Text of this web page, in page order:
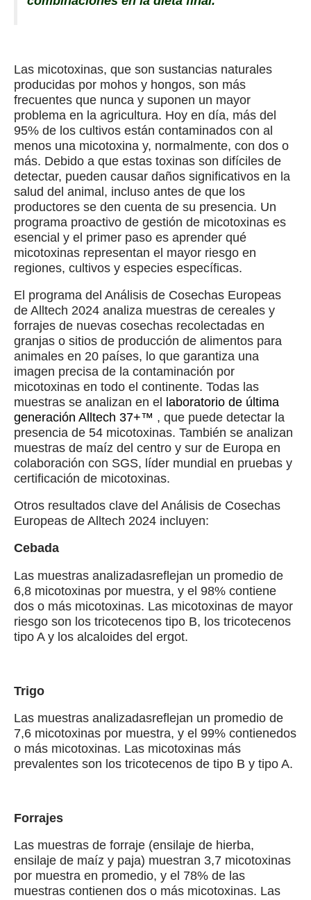
Las micotoxinas, que son sustancias naturales
producidas por mohos y hongos, son más
frecuentes que nunca y suponen un mayor
problema en la agricultura. Hoy en día, más del
95% de los cultivos están contaminados con al
menos una micotoxina y, normalmente, con dos o
más. Debido a que estas toxinas son difíciles de
detectar, pueden causar daños significativos en la
salud del animal, incluso antes de que los
productores se den cuenta de su presencia. Un
programa proactivo de gestión de micotoxinas es
esencial y el primer paso es aprender qué
micotoxinas representan el mayor riesgo en
regiones, cultivos y especies específicas.
El programa del Análisis de Cosechas Europeas
de Alltech 2024 analiza muestras de cereales y
forrajes de nuevas cosechas recolectadas en
granjas o sitios de producción de alimentos para
animales en 20 países, lo que garantiza una
imagen precisa de la contaminación por
micotoxinas en todo el continente. Todas las
muestras se analizan en el
laboratorio de última
generación Alltech 37+™ , que puede detectar la
presencia de 54 micotoxinas. También se analizan
muestras de maíz del centro y sur de Europa en
colaboración con SGS, líder mundial en pruebas y
certificación de micotoxinas.
Otros resultados clave del Análisis de Cosechas
Europeas de Alltech 2024 incluyen:
Cebada
Las muestras analizadasreflejan un promedio de
6,8 micotoxinas por muestra, y el 98% contiene
dos o más micotoxinas. Las micotoxinas de mayor
riesgo son los tricotecenos tipo B, los tricotecenos
tipo A y los alcaloides del ergot.
Trigo
Las muestras analizadasreflejan un promedio de
7,6 micotoxinas por muestra, y el 99% contienedos
o más micotoxinas. Las micotoxinas más
prevalentes son los tricotecenos de tipo B y tipo A.
Forrajes
Las muestras de forraje (ensilaje de hierba,
ensilaje de maíz y paja) muestran 3,7 micotoxinas
por muestra en promedio, y el 78% de las
muestras contienen dos o más micotoxinas. Las